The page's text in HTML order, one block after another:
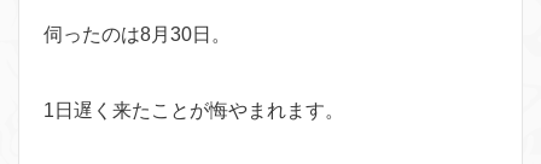
伺ったのは8月30日。
1日遅く来たことが悔やまれます。